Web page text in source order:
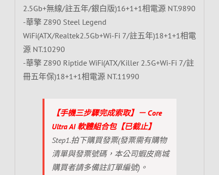
2.5Gb+無線/註五年/銀白版)16+1+1相電源 NT.9890
-華擎 Z890 Steel Legend
WiFi(ATX/Realtek2.5Gb+Wi-Fi 7/註五年)18+1+1相電
源 NT.10290
-華擎 Z890 Riptide WiFi(ATX/Killer 2.5G+Wi-Fi 7/註
冊五年保)18+1+1相電源 NT.11990
【手機三步驟完成索取】－ Core
Ultra AI 軟體組合包【已截止】
Step1.拍下購買發票(發票需有購物
清單與發票號碼，本公司蝦皮商城
購買者請多備註訂單編號)。